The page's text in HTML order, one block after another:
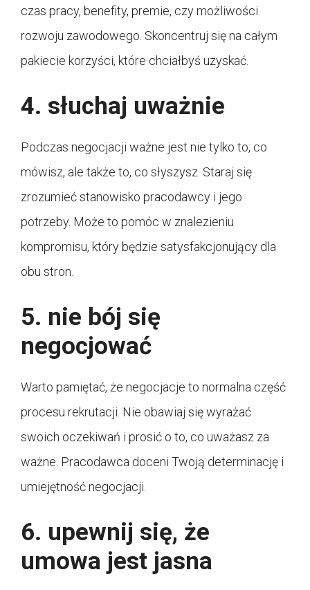
czas pracy, benefity, premie, czy możliwości
rozwoju zawodowego. Skoncentruj się na całym
pakiecie korzyści, które chciałbyś uzyskać.
4. słuchaj uważnie
Podczas negocjacji ważne jest nie tylko to, co
mówisz, ale także to, co słyszysz. Staraj się
zrozumieć stanowisko pracodawcy i jego
potrzeby. Może to pomóc w znalezieniu
kompromisu, który będzie satysfakcjonujący dla
obu stron.
5. nie bój się
negocjować
Warto pamiętać, że negocjacje to normalna część
procesu rekrutacji. Nie obawiaj się wyrażać
swoich oczekiwań i prosić o to, co uważasz za
ważne. Pracodawca doceni Twoją determinację i
umiejętność negocjacji.
6. upewnij się, że
umowa jest jasna